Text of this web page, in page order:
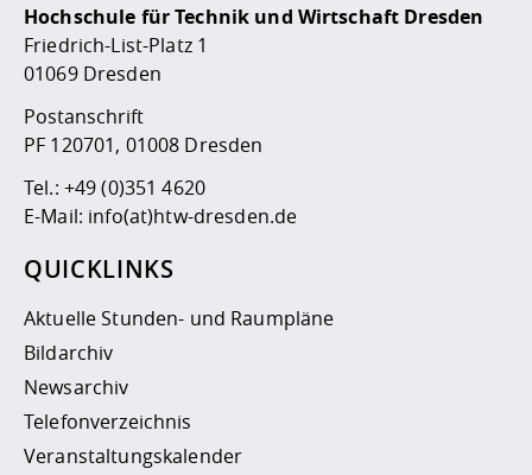
Hochschule für Technik und Wirtschaft Dresden
Friedrich-List-Platz 1
01069 Dresden
Postanschrift
PF 120701, 01008 Dresden
Tel.: +49 (0)351 4620
E-Mail: info(at)htw-dresden.de
QUICKLINKS
Aktuelle Stunden- und Raumpläne
Bildarchiv
Newsarchiv
Telefonverzeichnis
Veranstaltungskalender